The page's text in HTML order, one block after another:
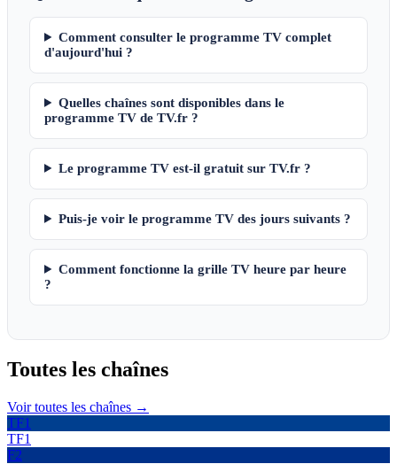
Comment consulter le programme TV complet
d'aujourd'hui ?
Quelles chaînes sont disponibles dans le
programme TV de TV.fr ?
Le programme TV est-il gratuit sur TV.fr ?
Puis-je voir le programme TV des jours suivants ?
Comment fonctionne la grille TV heure par heure
?
Toutes les chaînes
Voir toutes les chaînes →
TF1
TF1
F2